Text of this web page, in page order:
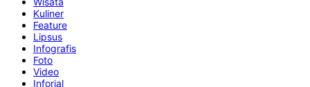
Kuliner
Feature
Lipsus
Infografis
Foto
Video
Inforial